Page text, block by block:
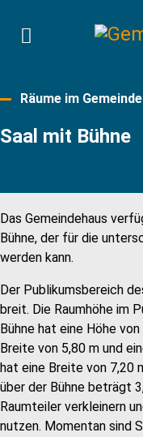
Räume im
Saal mit Bühne
Das Gemeindehaus
Bühne, der für die
werden kann.
Der Publikumsbereich
breit. Die Raumhöhe im
Bühne hat eine Höhe
Breite von 5,80 m und
hat eine Breite von 7,20
über der Bühne beträgt
Raumteiler verkleinern
nutzen. Momentan sind